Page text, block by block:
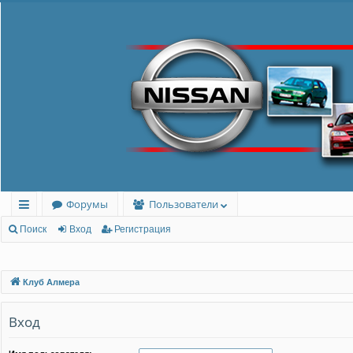
с
лк
и
Форумы Пользователи
Поиск Вход Регистрация
Клуб Алмера
Вход